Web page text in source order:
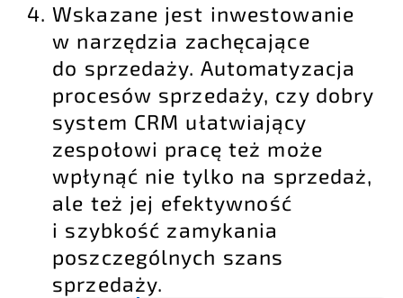
Wskazane jest inwestowanie
w narzędzia zachęcające
do sprzedaży. Automatyzacja
procesów sprzedaży, czy dobry
system CRM ułatwiający
zespołowi pracę też może
wpłynąć nie tylko na sprzedaż,
ale też jej efektywność
i szybkość zamykania
poszczególnych szans
sprzedaży.